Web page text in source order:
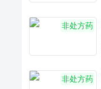
非处方药
非处方药